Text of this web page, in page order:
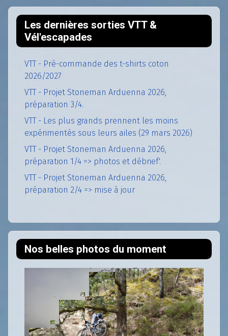
Les dernières sorties VTT &
Vél'escapades
VTT - Pré-commande des t-shirts coton
2026/2027
VTT - Projet Stoneman Arduenna 2026,
préparation 3/4.
VTT - Les plus grands prennent les moins
expérimentés sous leurs ailes (29 mars 2026)
VTT - Projet Stoneman Arduenna 2026,
préparation 1/4 => photos et débrief'.
VTT - Projet Stoneman Arduenna 2026,
préparation 2/4 => mise à jour
Nos belles photos du moment